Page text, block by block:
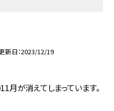
新日 2023/12/19
月が消えてしまっています。